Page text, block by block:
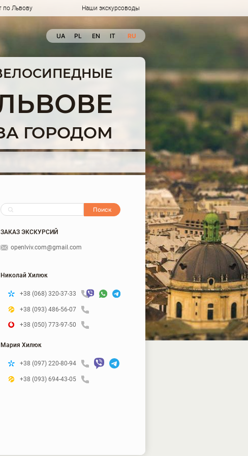
по Львову Наши экскурсоводы
UA RU
EN
PL IT
ГОРОДОМ
ЗАКАЗ ЭКСКУРСИЙ
openlviv.com@gmail.com
Николай Хилюк
+38 (068) 320-37-33
+38 (093) 486-56-07
+38 (050) 773-97-50
Мария Хилюк
+38 (097) 220-80-94
+38 (093) 694-43-05